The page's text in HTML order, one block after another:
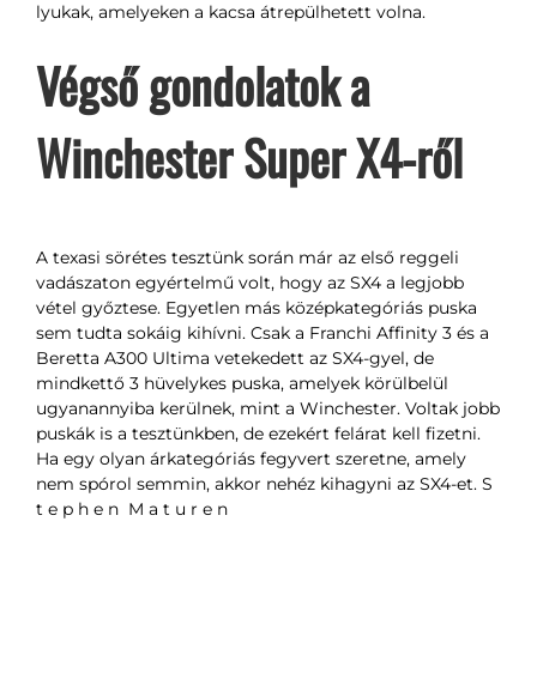
lyukak, amelyeken a kacsa átrepülhetett volna.
Végső gondolatok a
Winchester Super X4-ről
A texasi sörétes tesztünk során már az első reggeli
vadászaton egyértelmű volt, hogy az SX4 a legjobb
vétel győztese. Egyetlen más középkategóriás puska
sem tudta sokáig kihívni. Csak a Franchi Affinity 3 és a
Beretta A300 Ultima vetekedett az SX4-gyel, de
mindkettő 3 hüvelykes puska, amelyek körülbelül
ugyanannyiba kerülnek, mint a Winchester. Voltak jobb
puskák is a tesztünkben, de ezekért felárat kell fizetni.
Ha egy olyan árkategóriás fegyvert szeretne, amely
nem spórol semmin, akkor nehéz kihagyni az SX4-et. S
t e p h e n M a t u r e n